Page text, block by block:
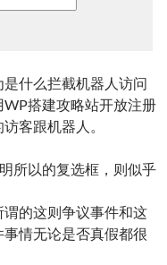
什么拦截机器人访问
搭建攻略站开放注册
客跟机器人。
所以的复选框，则似乎
的这则争议事件和这
情无论是否真假都很